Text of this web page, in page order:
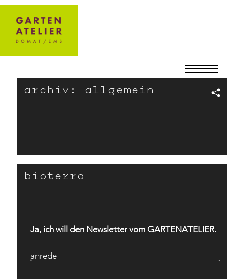
archiv: allgemein
bioterra
Ja, ich will den Newsletter vom GARTENATELIER.
anrede